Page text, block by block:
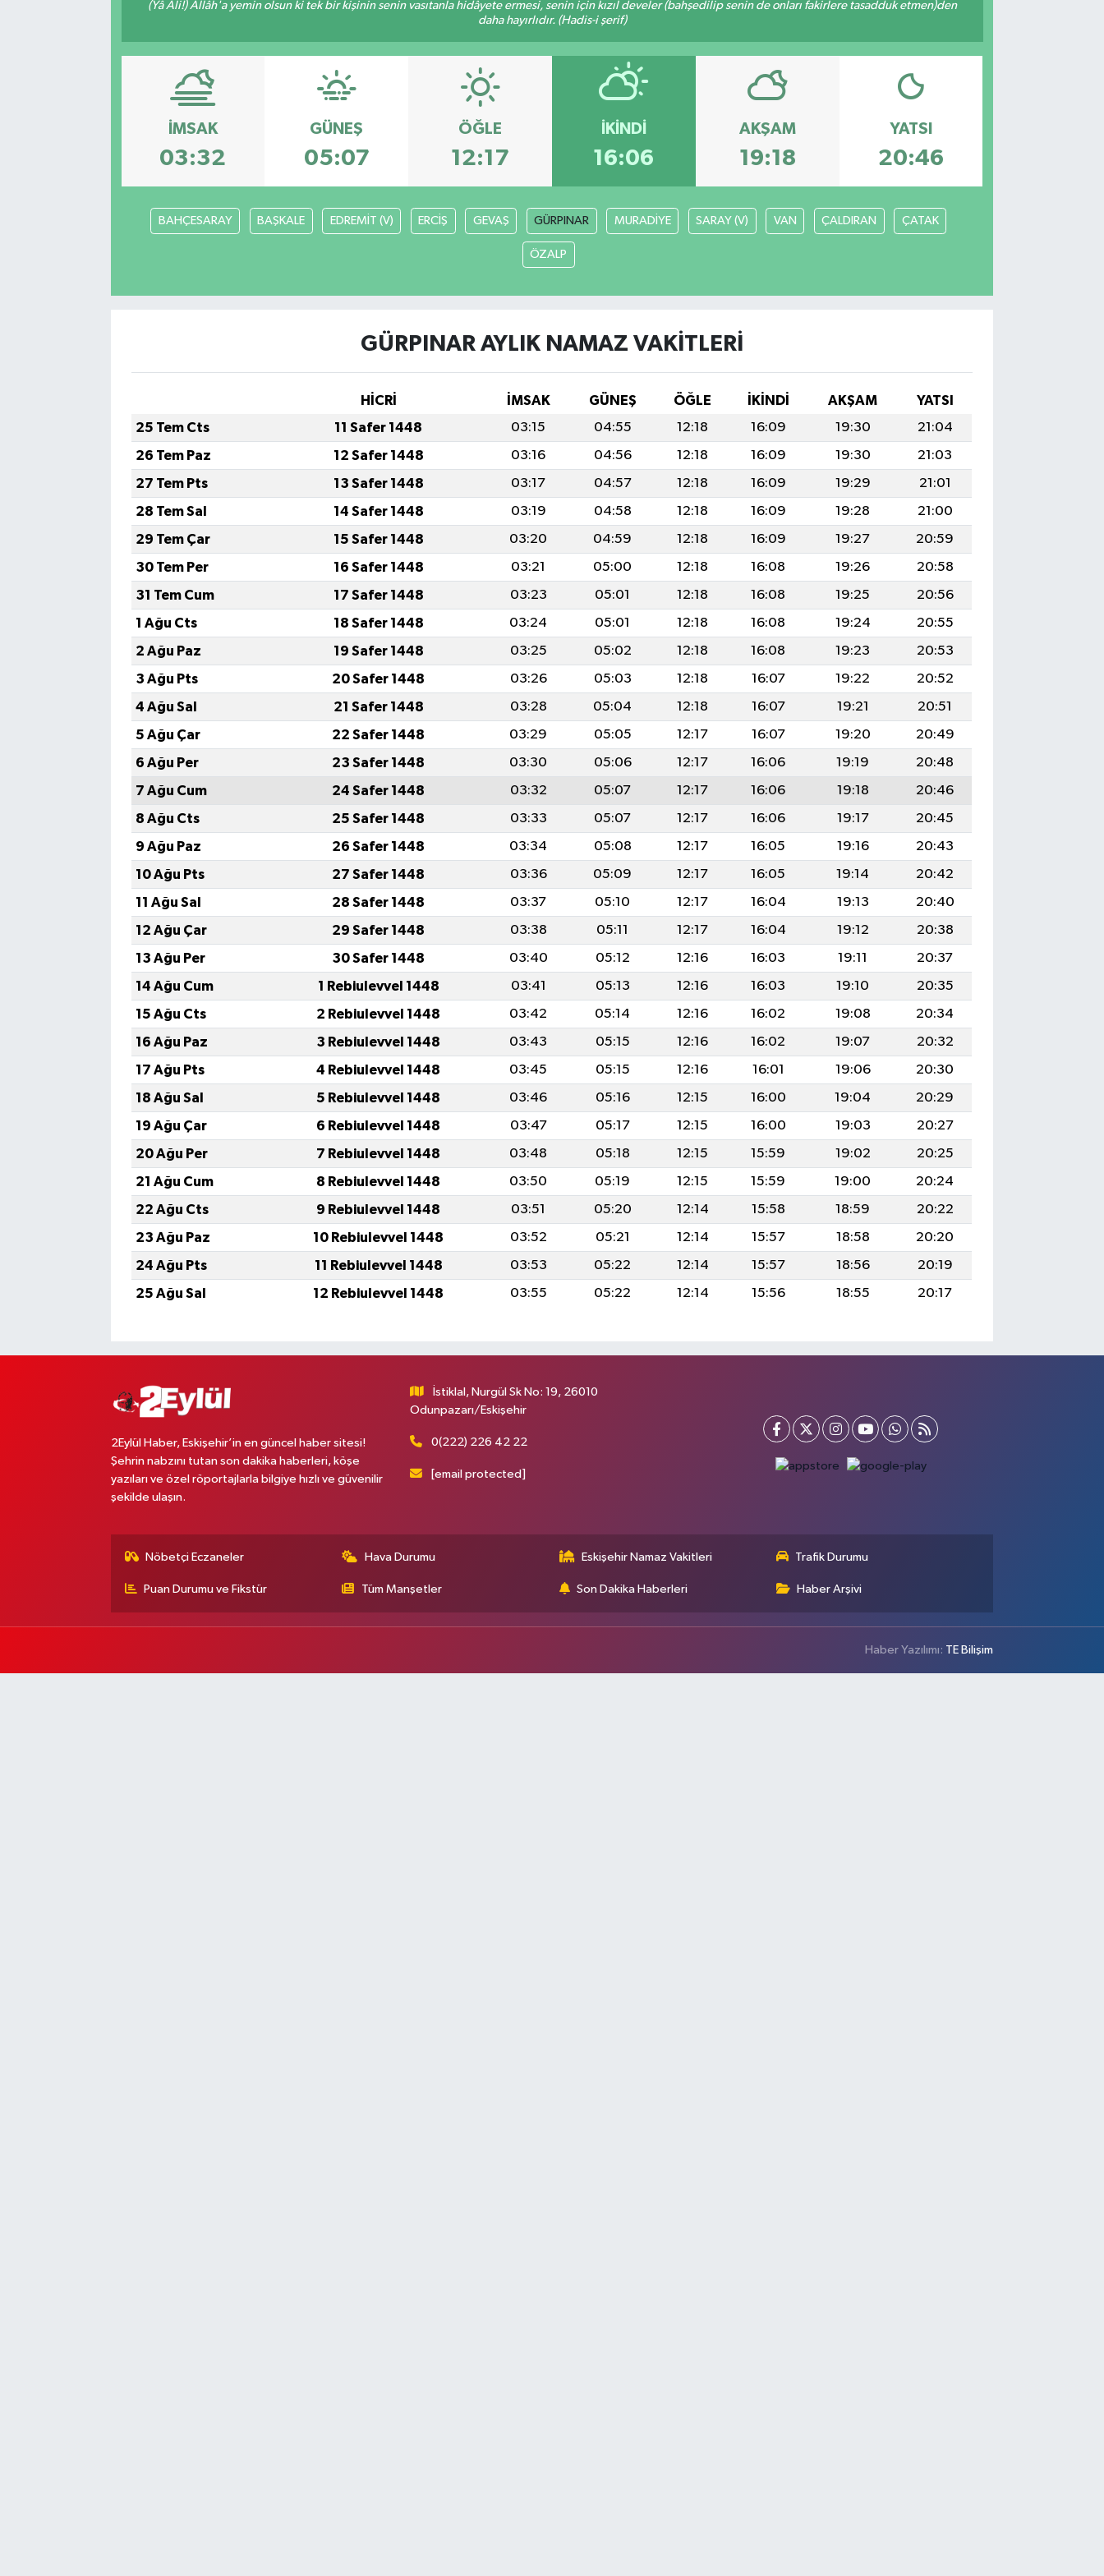
(Yâ Ali!) Allâh'a yemin olsun ki tek bir kişinin senin vasıtanla hidâyete ermesi, senin için kızıl develer (bahşedilip senin de onları fakirlere tasadduk etmen)den
daha hayırlıdır. (Hadis-i şerif)
İMSAK
03:32
GÜNEŞ
05:07
ÖĞLE
12:17
İKINDI
16:06
AKŞAM
19:18
YATSI
20:46
BAHÇESARAY BAŞKALE EDREMİT (V) ERCİŞ GEVAŞ GÜRPINAR MURADİYE SARAY (V) VAN ÇALDIRAN ÇATAK
ÖZALP
GÜRPINAR AYLIK NAMAZ VAKITLERI
HİCRİ İMSAK GÜNEŞ ÖĞLE İKINDI AKŞAM
YATSI
25 Tem Cts
11 Safer 1448 03:15 04:55 12:18 16:09 19:30
21:04
26 Tem Paz
12 Safer 1448 03:16 04:56 12:18 16:09 19:30
21:03
27 Tem Pts
13 Safer 1448 03:17 04:57 12:18 16:09 19:29
21:01
28 Tem Sal
14 Safer 1448 03:19 04:58 12:18 16:09 19:28
21:00
29 Tem Çar
15 Safer 1448 03:20 04:59 12:18 16:09 19:27
20:59
30 Tem Per
16 Safer 1448 03:21 05:00 12:18 16:08 19:26
20:58
31 Tem Cum
17 Safer 1448 03:23 05:01 12:18 16:08 19:25
20:56
1 Ağu Cts
18 Safer 1448 03:24 05:01 12:18 16:08 19:24
20:55
2 Ağu Paz
19 Safer 1448 03:25 05:02 12:18 16:08 19:23
20:53
3 Ağu Pts
20 Safer 1448 03:26 05:03 12:18 16:07 19:22
20:52
4 Ağu Sal
21 Safer 1448 03:28 05:04 12:18 16:07 19:21
20:51
5 Ağu Çar
22 Safer 1448 03:29 05:05 12:17 16:07 19:20
20:49
6 Ağu Per
23 Safer 1448 03:30 05:06 12:17 16:06 19:19
20:48
7 Ağu Cum
24 Safer 1448 03:32 05:07 12:17 16:06 19:18
20:46
8 Ağu Cts
25 Safer 1448 03:33 05:07 12:17 16:06 19:17
20:45
9 Ağu Paz
26 Safer 1448 03:34 05:08 12:17 16:05 19:16
20:43
10 Ağu Pts
27 Safer 1448 03:36 05:09 12:17 16:05 19:14
20:42
11 Ağu Sal
28 Safer 1448 03:37 05:10 12:17 16:04 19:13
20:40
12 Ağu Çar
29 Safer 1448 03:38 05:11 12:17 16:04 19:12
20:38
13 Ağu Per
30 Safer 1448 03:40 05:12 12:16 16:03 19:11
20:37
14 Ağu Cum
1 Rebiulevvel 1448 03:41 05:13 12:16 16:03 19:10
20:35
15 Ağu Cts
2 Rebiulevvel 1448 03:42 05:14 12:16 16:02 19:08
20:34
16 Ağu Paz
3 Rebiulevvel 1448 03:43 05:15 12:16 16:02 19:07
20:32
17 Ağu Pts
4 Rebiulevvel 1448 03:45 05:15 12:16 16:01 19:06
20:30
18 Ağu Sal
5 Rebiulevvel 1448 03:46 05:16 12:15 16:00 19:04
20:29
19 Ağu Çar
6 Rebiulevvel 1448 03:47 05:17 12:15 16:00 19:03
20:27
20 Ağu Per
7 Rebiulevvel 1448 03:48 05:18 12:15 15:59 19:02
20:25
21 Ağu Cum
8 Rebiulevvel 1448 03:50 05:19 12:15 15:59 19:00
20:24
22 Ağu Cts
9 Rebiulevvel 1448 03:51 05:20 12:14 15:58 18:59
20:22
23 Ağu Paz
10 Rebiulevvel 1448 03:52 05:21 12:14 15:57 18:58
20:20
24 Ağu Pts
11 Rebiulevvel 1448 03:53 05:22 12:14 15:57 18:56
20:19
25 Ağu Sal
12 Rebiulevvel 1448 03:55 05:22 12:14 15:56 18:55 20:17
2Eylül Haber, Eskişehir’in en güncel haber sitesi!
Şehrin nabzını tutan son dakika haberleri, köşe
yazıları ve özel röportajlarla bilgiye hızlı ve güvenilir
şekilde ulaşın.
İstiklal, Nurgül Sk No: 19, 26010
Odunpazarı/Eskişehir
0(222) 226 42 22
[email protected]
Nöbetçi Eczaneler Hava Durumu Eskişehir Namaz Vakitleri Trafik Durumu
Puan Durumu ve Fikstür Tüm Manşetler Son Dakika Haberleri Haber Arşivi
Haber Yazılımı: TE Bilişim